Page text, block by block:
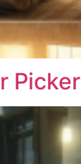
Picker